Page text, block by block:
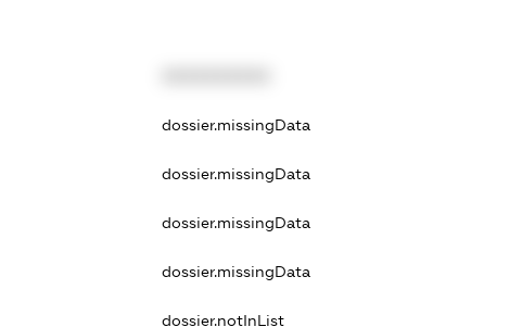
dossier.missingData
dossier.missingData
dossier.missingData
dossier.missingData
dossier.notInList